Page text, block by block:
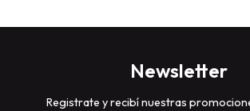
Newsletter
Registrate y recibí nuestras